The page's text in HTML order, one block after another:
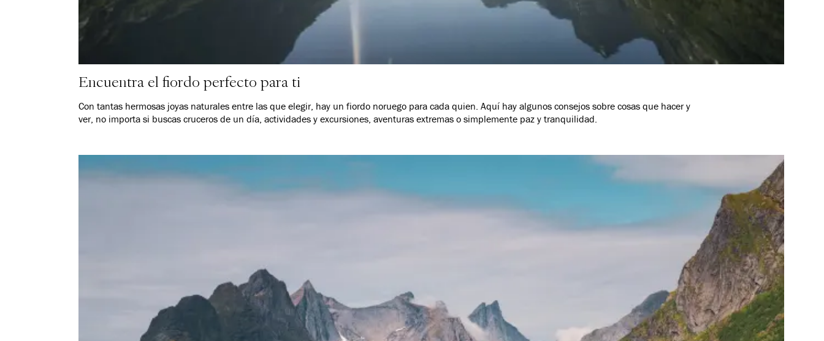
Encuentra el fiordo perfecto para ti
Con tantas hermosas joyas naturales entre las que elegir, hay un fiordo noruego para cada quien. Aquí hay algunos consejos sobre cosas que hacer y
ver, no importa si buscas cruceros de un día, actividades y excursiones, aventuras extremas o simplemente paz y tranquilidad.